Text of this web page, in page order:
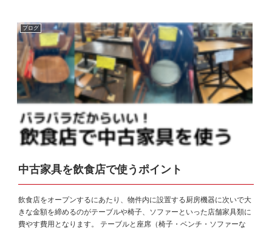
ブログ
中古家具を飲食店で使うポイント
飲食店をオープンするにあたり、物件内に設置する厨房機器に次いで大
きな金額を締めるのがテーブルや椅子、ソファーといった店舗家具類に
費やす費用となります。 テーブルと座席（椅子・ベンチ・ソファーな